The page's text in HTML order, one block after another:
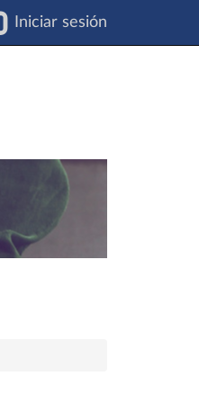
Iniciar sesión